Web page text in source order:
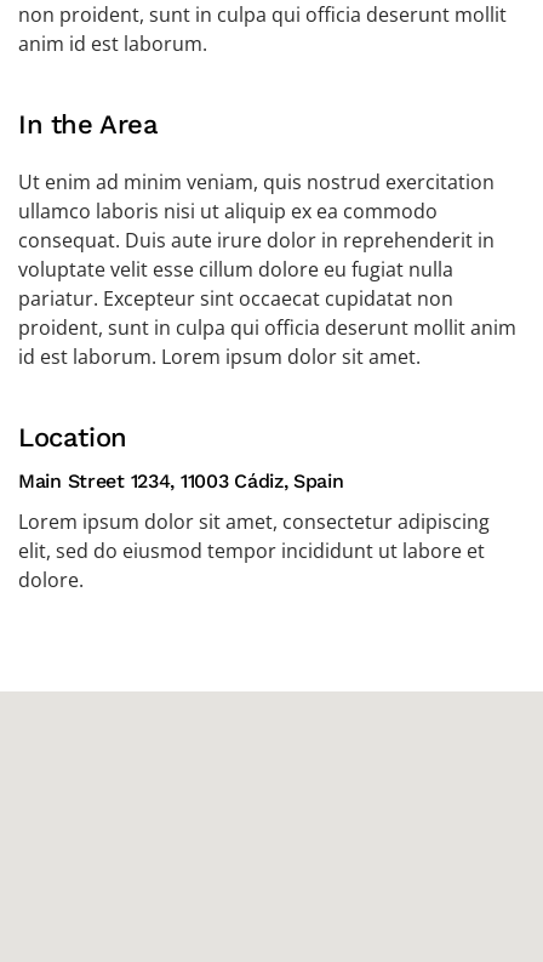
non proident, sunt in culpa qui officia deserunt mollit
anim id est laborum.
In the Area
Ut enim ad minim veniam, quis nostrud exercitation
ullamco laboris nisi ut aliquip ex ea commodo
consequat. Duis aute irure dolor in reprehenderit in
voluptate velit esse cillum dolore eu fugiat nulla
pariatur. Excepteur sint occaecat cupidatat non
proident, sunt in culpa qui officia deserunt mollit anim
id est laborum. Lorem ipsum dolor sit amet.
Location
Main Street 1234, 11003 Cádiz, Spain
Lorem ipsum dolor sit amet, consectetur adipiscing
elit, sed do eiusmod tempor incididunt ut labore et
dolore.